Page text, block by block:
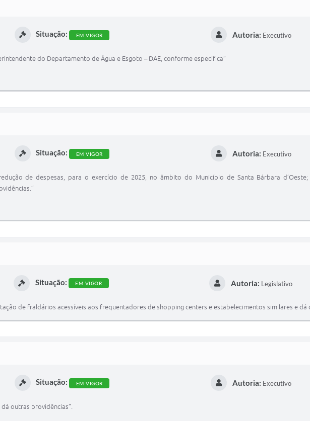
Situação: EM VIGOR Autoria: Executivo
do Departamento de Água e Esgoto – DAE, conforme especifica”
Situação: EM VIGOR Autoria: Executivo
de despesas, para o exercício de 2025, no âmbito do Município de Santa Bárbara
Situação: EM VIGOR Autoria: Legislativo
de fraldários acessíveis aos frequentadores de shopping centers e estabelecimentos similares e dá
Situação: EM VIGOR Autoria: Executivo
outras providências”.